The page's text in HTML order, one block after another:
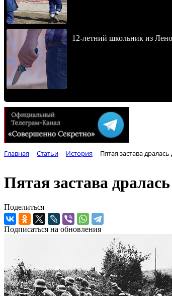
12-летний школьник из
Главная Статьи История Пятая застава
Пятая застава
Поделиться
Подписаться на обновления